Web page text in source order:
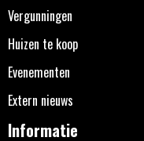
Vergunningen
Huizen te koop
Evenementen
Extern nieuws
Informatie